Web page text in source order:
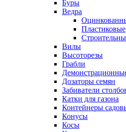
Буры
Ведра
Пластиковые
Вилы
Высоторезы
Грабли
Дозаторы семян
Забиватели
Катки для газона
Контейнеры
Конусы
Косы